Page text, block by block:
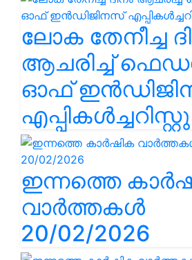
ലോക തേനീച്ച
ആചരിച്ച്
ഓഫ്
ഇന്നത്തെ
വാർത്തകൾ
20/02/2026